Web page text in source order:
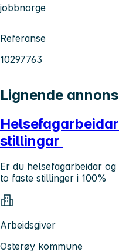
jobbnorge
Referanse
10297763
Lignende
stillingar
Er du helsefagarbeidar
to faste stillinger i 100%
Arbeidsgiver
Osterøy kommune